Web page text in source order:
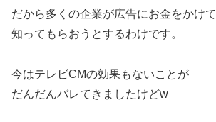
だから多くの企業が広告にお金をかけて
知ってもらおうとするわけです。
今はテレビCMの効果もないことが
だんだんバレてきましたけどw